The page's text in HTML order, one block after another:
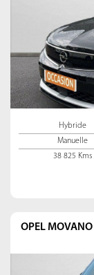
Hybride
Manuelle
38 825 Kms
OPEL MOVANO